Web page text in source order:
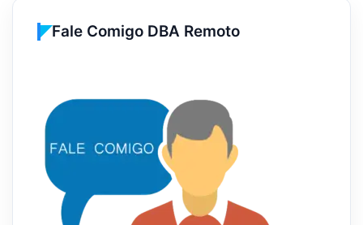
Fale Comigo DBA Remoto